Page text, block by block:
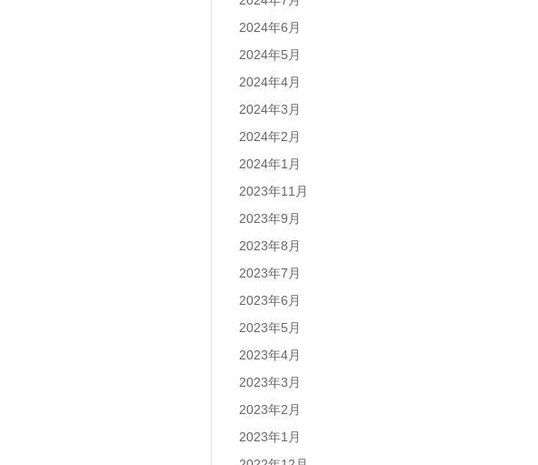
2024年6月
2024年5月
2024年4月
2024年3月
2024年2月
2024年1月
2023年11月
2023年9月
2023年8月
2023年7月
2023年6月
2023年5月
2023年4月
2023年3月
2023年2月
2023年1月